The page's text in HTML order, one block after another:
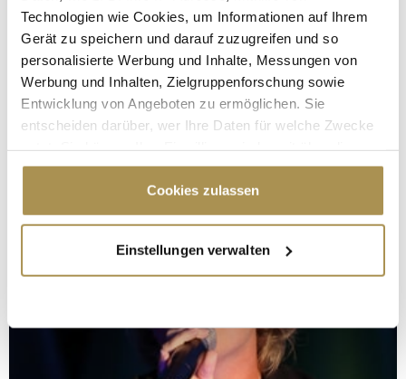
Technologien wie Cookies, um Informationen auf Ihrem
Gerät zu speichern und darauf zuzugreifen und so
personalisierte Werbung und Inhalte, Messungen von
Werbung und Inhalten, Zielgruppenforschung sowie
Entwicklung von Angeboten zu ermöglichen. Sie
entscheiden darüber, wer Ihre Daten für welche Zwecke
Cookie-Erklärung oder durch Klicken auf das Privacy
Trigger Symbol ändern oder widerrufen
Informationen über Ihre geografische Lage
erfassen, welche bis auf einige Meter genau sein
bestimmten Merkmalen (Fingerprinting) identifizieren
Erfahren Sie mehr darüber, wie Ihre persönlichen Daten
Cookies zulassen
Einstellungen verwalten